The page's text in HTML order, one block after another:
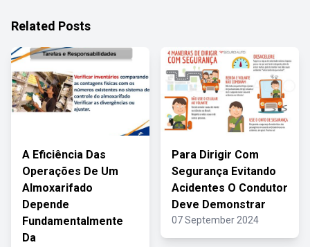
Related Posts
A Eficiência Das
Operações De Um
Almoxarifado
Depende
Fundamentalmente
Da
Para Dirigir Com
Segurança Evitando
Acidentes O Condutor
Deve Demonstrar
07 September 2024